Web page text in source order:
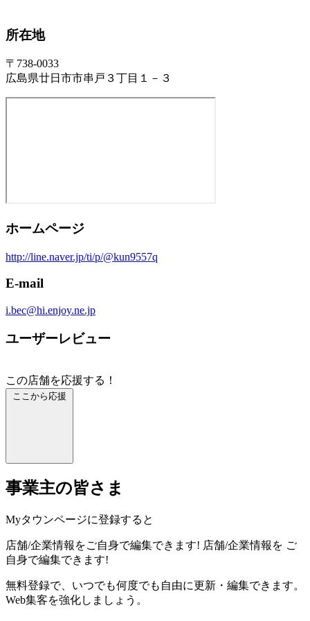
所在地
〒738-0033
広島県廿日市市串戸３丁目１－３
ホームページ
http://line.naver.jp/ti/p/@kun9557q
E-mail
i.bec@hi.enjoy.ne.jp
ユーザーレビュー
この店舗を応援する！
ここから応援
事業主の皆さま
Myタウンページに登録すると
店舗/企業情報をご自身で編集できます! 店舗/企業情報を ご
自身で編集できます!
無料登録で、いつでも何度でも自由に更新・編集できます。
Web集客を強化しましょう。